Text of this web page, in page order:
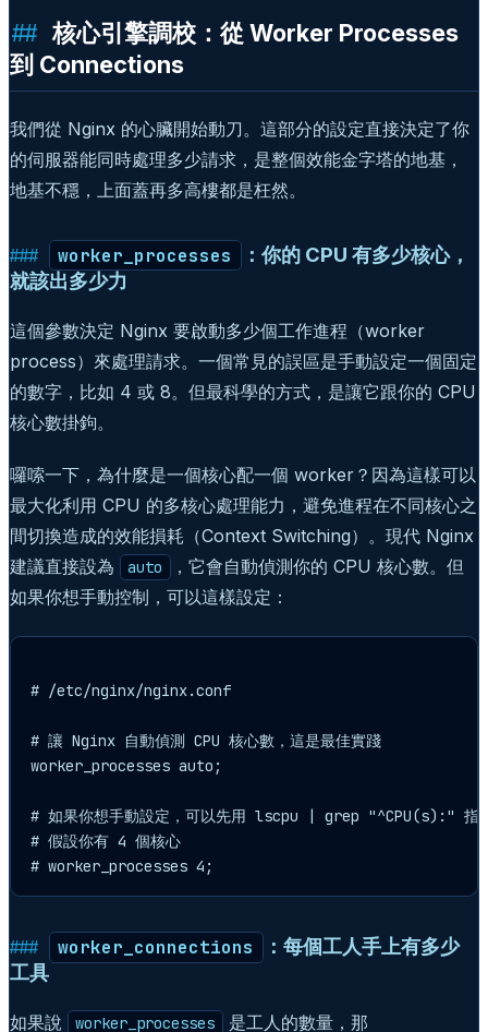
核心引擎調校：從 Worker Processes
到 Connections
我們從 Nginx 的心臟開始動刀。這部分的設定直接決定了你
的伺服器能同時處理多少請求，是整個效能金字塔的地基，
地基不穩，上面蓋再多高樓都是枉然。
worker_processes
：你的 CPU 有多少核心，
就該出多少力
這個參數決定 Nginx 要啟動多少個工作進程（worker
process）來處理請求。一個常見的誤區是手動設定一個固定
的數字，比如 4 或 8。但最科學的方式，是讓它跟你的 CPU
核心數掛鉤。
囉嗦一下，為什麼是一個核心配一個 worker？因為這樣可以
最大化利用 CPU 的多核心處理能力，避免進程在不同核心之
間切換造成的效能損耗（Context Switching）。現代 Nginx
建議直接設為
auto
，它會自動偵測你的 CPU 核心數。但
如果你想手動控制，可以這樣設定：
# /etc/nginx/nginx.conf
# 讓 Nginx 自動偵測 CPU 核心數，這是最佳實踐
worker_processes auto;
# 如果你想手動設定，可以先用 lscpu | grep "^CPU(s):" 指
# 假設你有 4 個核心
worker_connections
：每個工人手上有多少
工具
如果說 worker_processes 是工人的數量，那